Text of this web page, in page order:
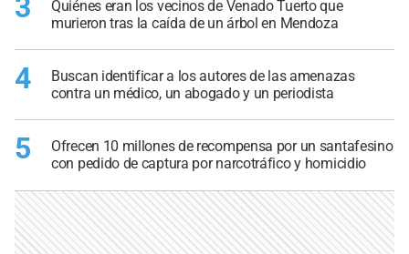
3
Quiénes eran los vecinos de Venado Tuerto que
murieron tras la caída de un árbol en Mendoza
4
Buscan identificar a los autores de las amenazas
contra un médico, un abogado y un periodista
5
Ofrecen 10 millones de recompensa por un santafesino
con pedido de captura por narcotráfico y homicidio